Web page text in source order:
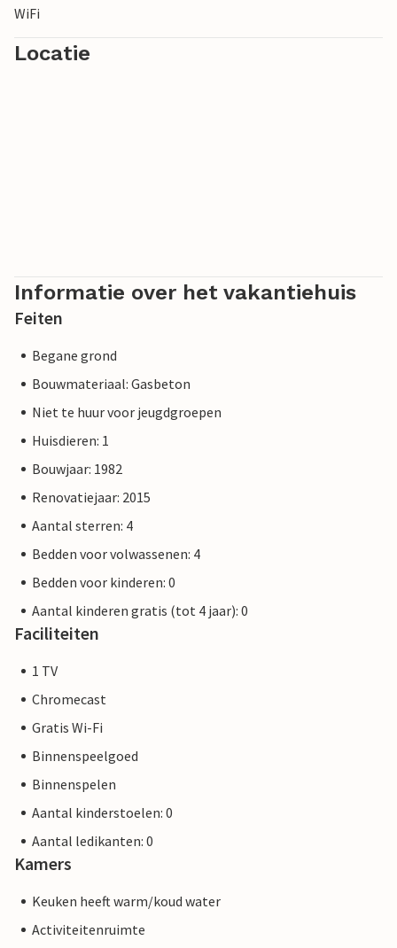
WiFi
Locatie
Informatie over het vakantiehuis
Feiten
Begane grond
Bouwmateriaal: Gasbeton
Niet te huur voor jeugdgroepen
Huisdieren: 1
Bouwjaar: 1982
Renovatiejaar: 2015
Aantal sterren: 4
Bedden voor volwassenen: 4
Bedden voor kinderen: 0
Aantal kinderen gratis (tot 4 jaar): 0
Faciliteiten
1 TV
Chromecast
Gratis Wi-Fi
Binnenspeelgoed
Binnenspelen
Aantal kinderstoelen: 0
Aantal ledikanten: 0
Kamers
Keuken heeft warm/koud water
Activiteitenruimte